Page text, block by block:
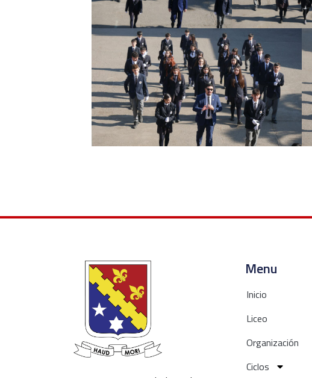
Menu
Inicio
Liceo
Organización
Ciclos